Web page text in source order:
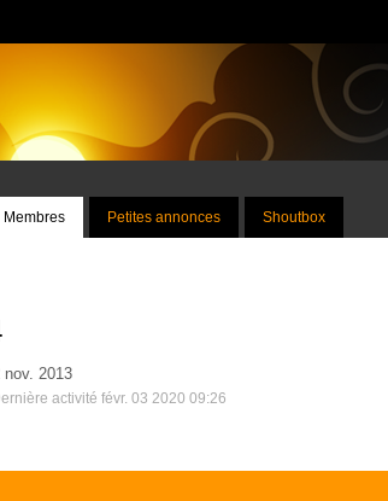
Membres Petites annonces Shoutbox
nov. 2013
activité févr. 03 2020 09:26